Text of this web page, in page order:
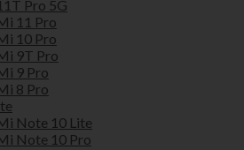
Pro 5G
11 Pro
10 Pro
9T Pro
9 Pro
8 Pro
Note 10 Lite
Note 10 Pro